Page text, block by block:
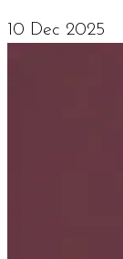
10 Dec 2025